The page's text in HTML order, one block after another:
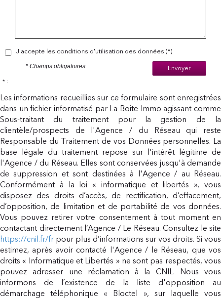
J'accepte les conditions d'utilisation des données (*)
Envoyer
* Champs obligatoires
* :
Les informations recueillies sur ce formulaire sont enregistrées
dans un fichier informatisé par La Boite Immo agissant comme
Sous-traitant du traitement pour la gestion de la
clientèle/prospects de l'Agence / du Réseau qui reste
Responsable du Traitement de vos Données personnelles. La
base légale du traitement repose sur l'intérêt légitime de
l'Agence / du Réseau. Elles sont conservées jusqu'à demande
de suppression et sont destinées à l'Agence / au Réseau.
Conformément à la loi « informatique et libertés », vous
disposez des droits d’accès, de rectification, d’effacement,
d’opposition, de limitation et de portabilité de vos données.
Vous pouvez retirer votre consentement à tout moment en
contactant directement l’Agence / Le Réseau. Consultez le site
https://cnil.fr/fr pour plus d’informations sur vos droits. Si vous
estimez, après avoir contacté l'Agence / le Réseau, que vos
droits « Informatique et Libertés » ne sont pas respectés, vous
pouvez adresser une réclamation à la CNIL. Nous vous
informons de l’existence de la liste d'opposition au
démarchage téléphonique « Bloctel », sur laquelle vous